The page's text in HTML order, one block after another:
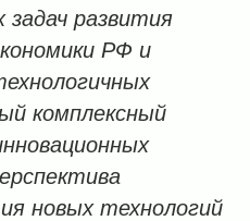
развития
РФ и
комплексный
новых технологий